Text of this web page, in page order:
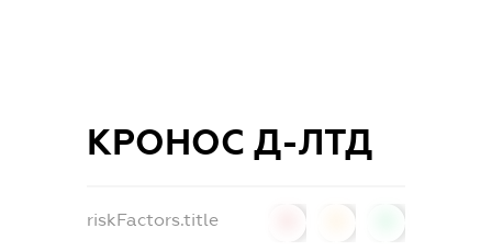
КРОНОС Д-ЛТД
riskFactors.title